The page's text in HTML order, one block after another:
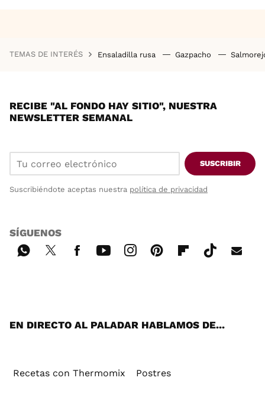
TEMAS DE INTERÉS Ensaladilla rusa Gazpacho
RECIBE "AL FONDO HAY SITIO", NUESTRA
NEWSLETTER SEMANAL
SUSCRIBIR
Suscribiéndote aceptas nuestra política de privacidad
SÍGUENOS
EN DIRECTO AL PALADAR HABLAMOS DE...
Recetas con Thermomix Postres